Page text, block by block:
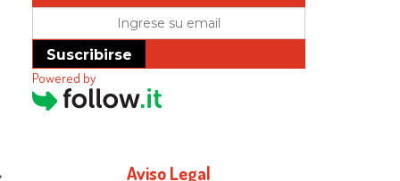
Suscribirse
Powered by
Aviso Legal